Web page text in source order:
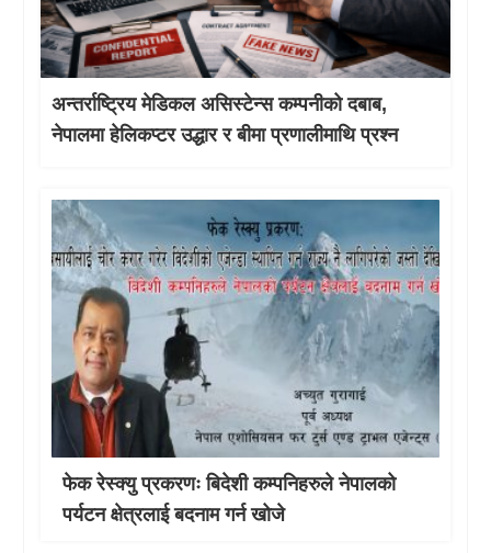
अन्तर्राष्ट्रिय मेडिकल असिस्टेन्स कम्पनीको दबाब,
नेपालमा हेलिकप्टर उद्धार र बीमा प्रणालीमाथि प्रश्न
फेक रेस्क्यु प्रकरणः बिदेशी कम्पनिहरुले नेपालको
पर्यटन क्षेत्रलाई बदनाम गर्न खोजे